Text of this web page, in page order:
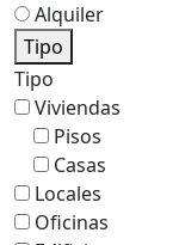
Alquiler
Tipo
Tipo
Viviendas
Pisos
Casas
Locales
Oficinas